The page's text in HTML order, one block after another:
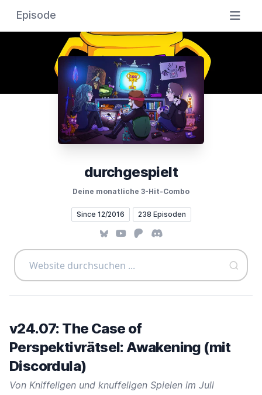
Episode
durchgespielt
Deine monatliche 3-Hit-Combo
Since 12/2016 238 Episoden
BlueskyYouTube
PatreonDiscord
v24.07: The Case of
Perspektivrätsel: Awakening (mit
Discordula)
Von Kniffeligen und knuffeligen Spielen im Juli